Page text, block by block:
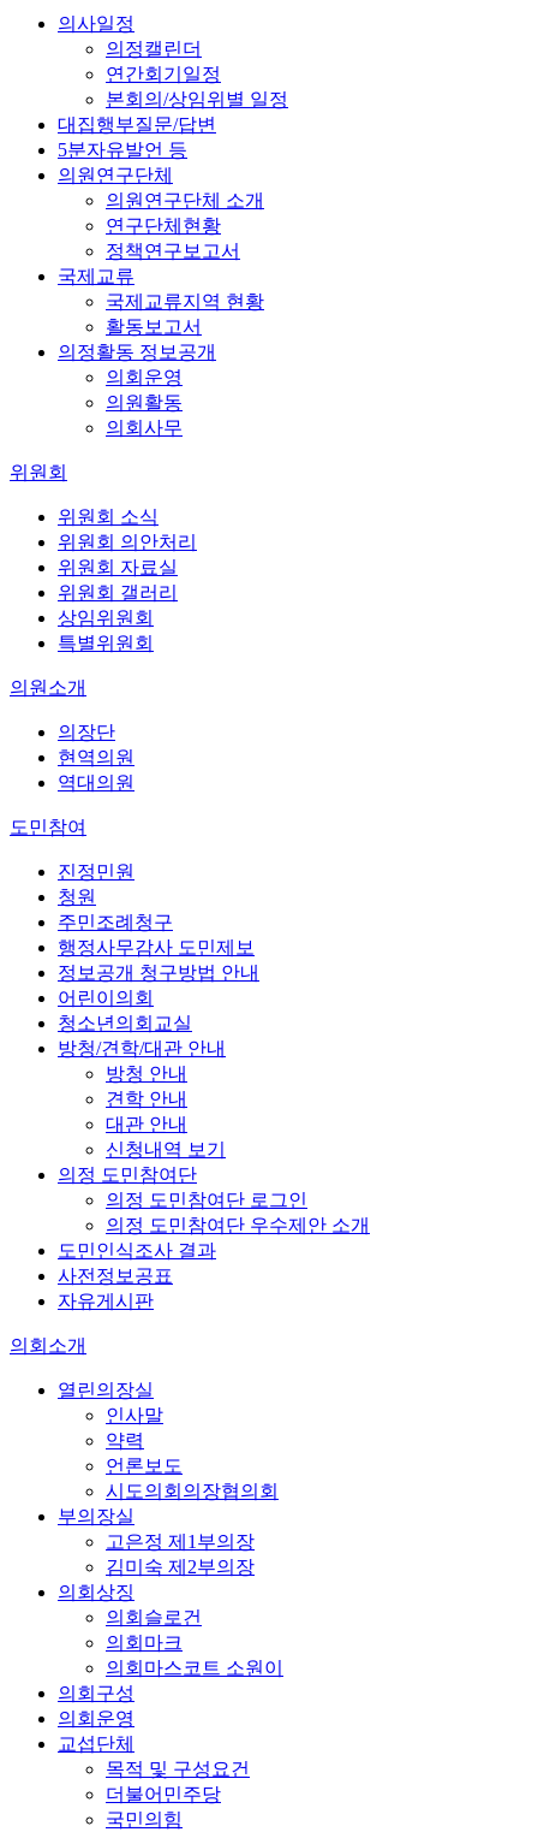
의사일정
의정캘린더
연간회기일정
본회의/상임위별 일정
대집행부질문/답변
5분자유발언 등
의원연구단체
의원연구단체 소개
연구단체현황
정책연구보고서
국제교류
국제교류지역 현황
활동보고서
의정활동 정보공개
의회운영
의원활동
의회사무
위원회
위원회 소식
위원회 의안처리
위원회 자료실
위원회 갤러리
상임위원회
특별위원회
의원소개
의장단
현역의원
역대의원
도민참여
진정민원
청원
주민조례청구
행정사무감사 도민제보
정보공개 청구방법 안내
어린이의회
청소년의회교실
방청/견학/대관 안내
방청 안내
견학 안내
대관 안내
신청내역 보기
의정 도민참여단
의정 도민참여단 로그인
의정 도민참여단 우수제안 소개
도민인식조사 결과
사전정보공표
자유게시판
의회소개
열린의장실
인사말
약력
언론보도
시도의회의장협의회
부의장실
고은정 제1부의장
김미숙 제2부의장
의회상징
의회슬로건
의회마크
의회마스코트 소원이
의회구성
의회운영
교섭단체
목적 및 구성요건
더불어민주당
국민의힘